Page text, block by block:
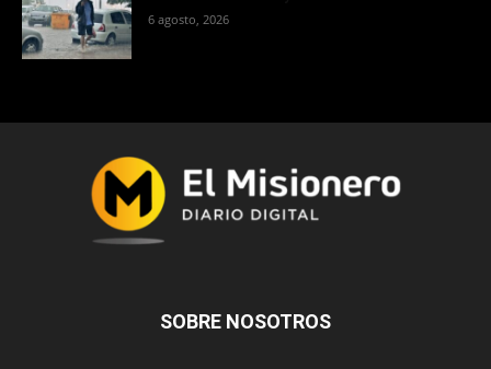
6 agosto, 2026
SOBRE NOSOTROS